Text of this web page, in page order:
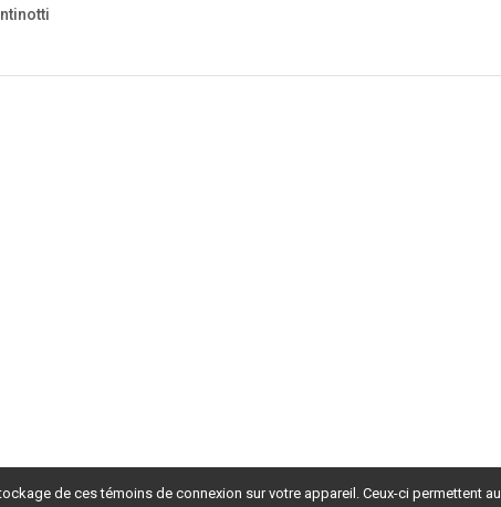
de ces témoins de connexion sur votre appareil. Ceux-ci permettent au